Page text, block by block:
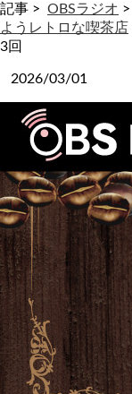
記事 > OBSラジオ >
ようレトロな喫茶店
3回
2026/03/01